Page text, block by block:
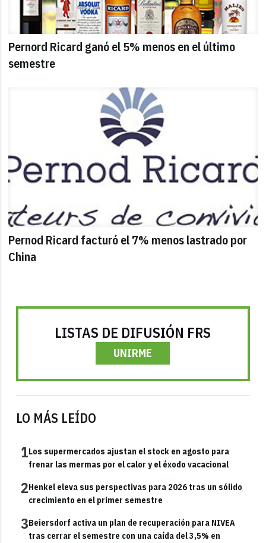
Pernord Ricard ganó el 5% menos en el último
semestre
Pernod Ricard facturó el 7% menos lastrado por
China
LISTAS DE DIFUSIÓN FRS
UNIRME
LO MÁS LEÍDO
1Los supermercados ajustan el stock en agosto para
frenar las mermas por el calor y el éxodo vacacional
2Henkel eleva sus perspectivas para 2026 tras un sólido
crecimiento en el primer semestre
3Beiersdorf activa un plan de recuperación para NIVEA
tras cerrar el semestre con una caída del 3,5% en